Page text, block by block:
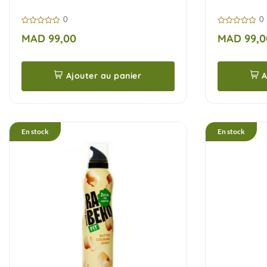
sur
5
0
MAD 99,00
Ajouter au panier
sur
5
0
MAD
En stock En stock